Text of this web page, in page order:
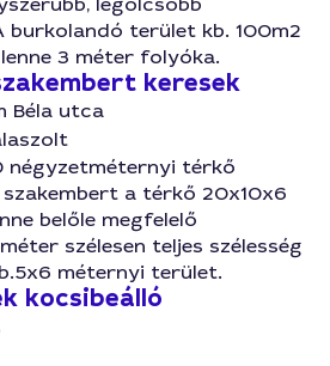
burkolandó terület kb. 100m2
3 méter folyóka.
keresek
Béla utca
négyzetméternyi térkő
a térkő 20x10x6
belőle megfelelő
szélesen teljes szélesség
méternyi terület.
kocsibeálló